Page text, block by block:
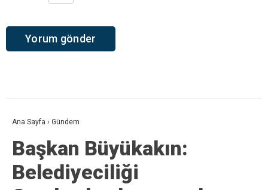
Ana Sayfa › Gündem
Başkan Büyükakın:
Belediyeciliği